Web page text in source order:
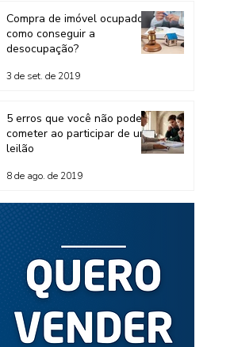
Compra de imóvel ocupado:
como conseguir a
desocupação?
3 de set. de 2019
5 erros que você não pode
cometer ao participar de um
leilão
8 de ago. de 2019